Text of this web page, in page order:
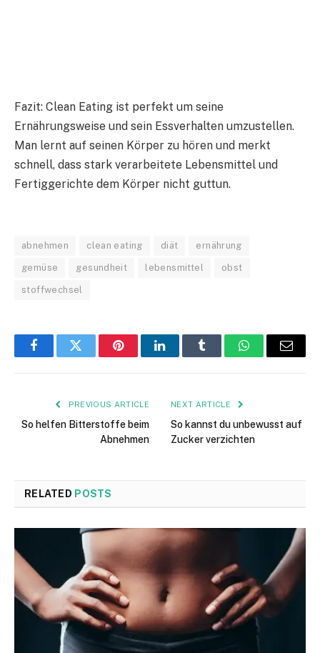
Fazit: Clean Eating ist perfekt um seine
Ernährungsweise und sein Essverhalten umzustellen.
Man lernt auf seinen Körper zu hören und merkt
schnell, dass stark verarbeitete Lebensmittel und
Fertiggerichte dem Körper nicht guttun.
abnehmen clean eating diät ernährung
gemüse gesundheit lebensmittel obst
stoffwechsel
FacebookTwitter PinterestLinkedInTumblr WhatsAppEmail
PREVIOUS ARTICLE
So helfen Bitterstoffe beim
Abnehmen
NEXT ARTICLE
So kannst du unbewusst auf
Zucker verzichten
RELATED POSTS